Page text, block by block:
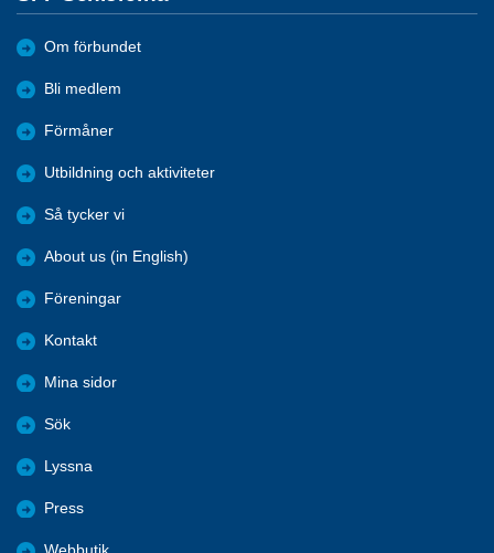
Om förbundet
Bli medlem
Förmåner
Utbildning och aktiviteter
Så tycker vi
About us (in English)
Föreningar
Kontakt
Mina sidor
Sök
Lyssna
Press